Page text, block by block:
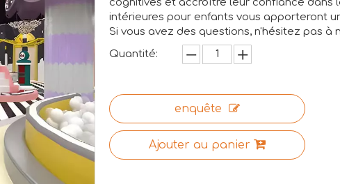
cognitives et accroître leur confiance dans
intérieures pour enfants vous apporteront
Si vous avez des questions, n'hésitez pas à
Quantité:
enquête
Ajouter au panier